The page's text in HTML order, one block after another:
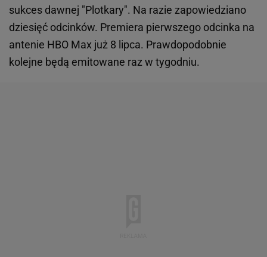
sukces dawnej "Plotkary". Na razie zapowiedziano
dziesięć odcinków. Premiera pierwszego odcinka na
antenie HBO Max już 8 lipca. Prawdopodobnie
kolejne będą emitowane raz w tygodniu.